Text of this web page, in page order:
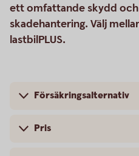
ett omfattande skydd
skadehantering. Välj
lastbilPLUS.
Försäkringsalternativ
Pris